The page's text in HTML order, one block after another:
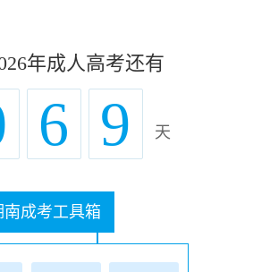
年成人高考还有
6 9 天
南成考工具箱